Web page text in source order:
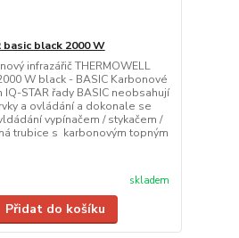
black 2000 W
infrazářič THERMOWELL
W black - BASIC Karbonové
IQ-STAR řady BASIC neobsahují
a ovládání a dokonale se
vypínačem / stykačem /
trubice s karbonovým topným
skladem
Přidat do košíku